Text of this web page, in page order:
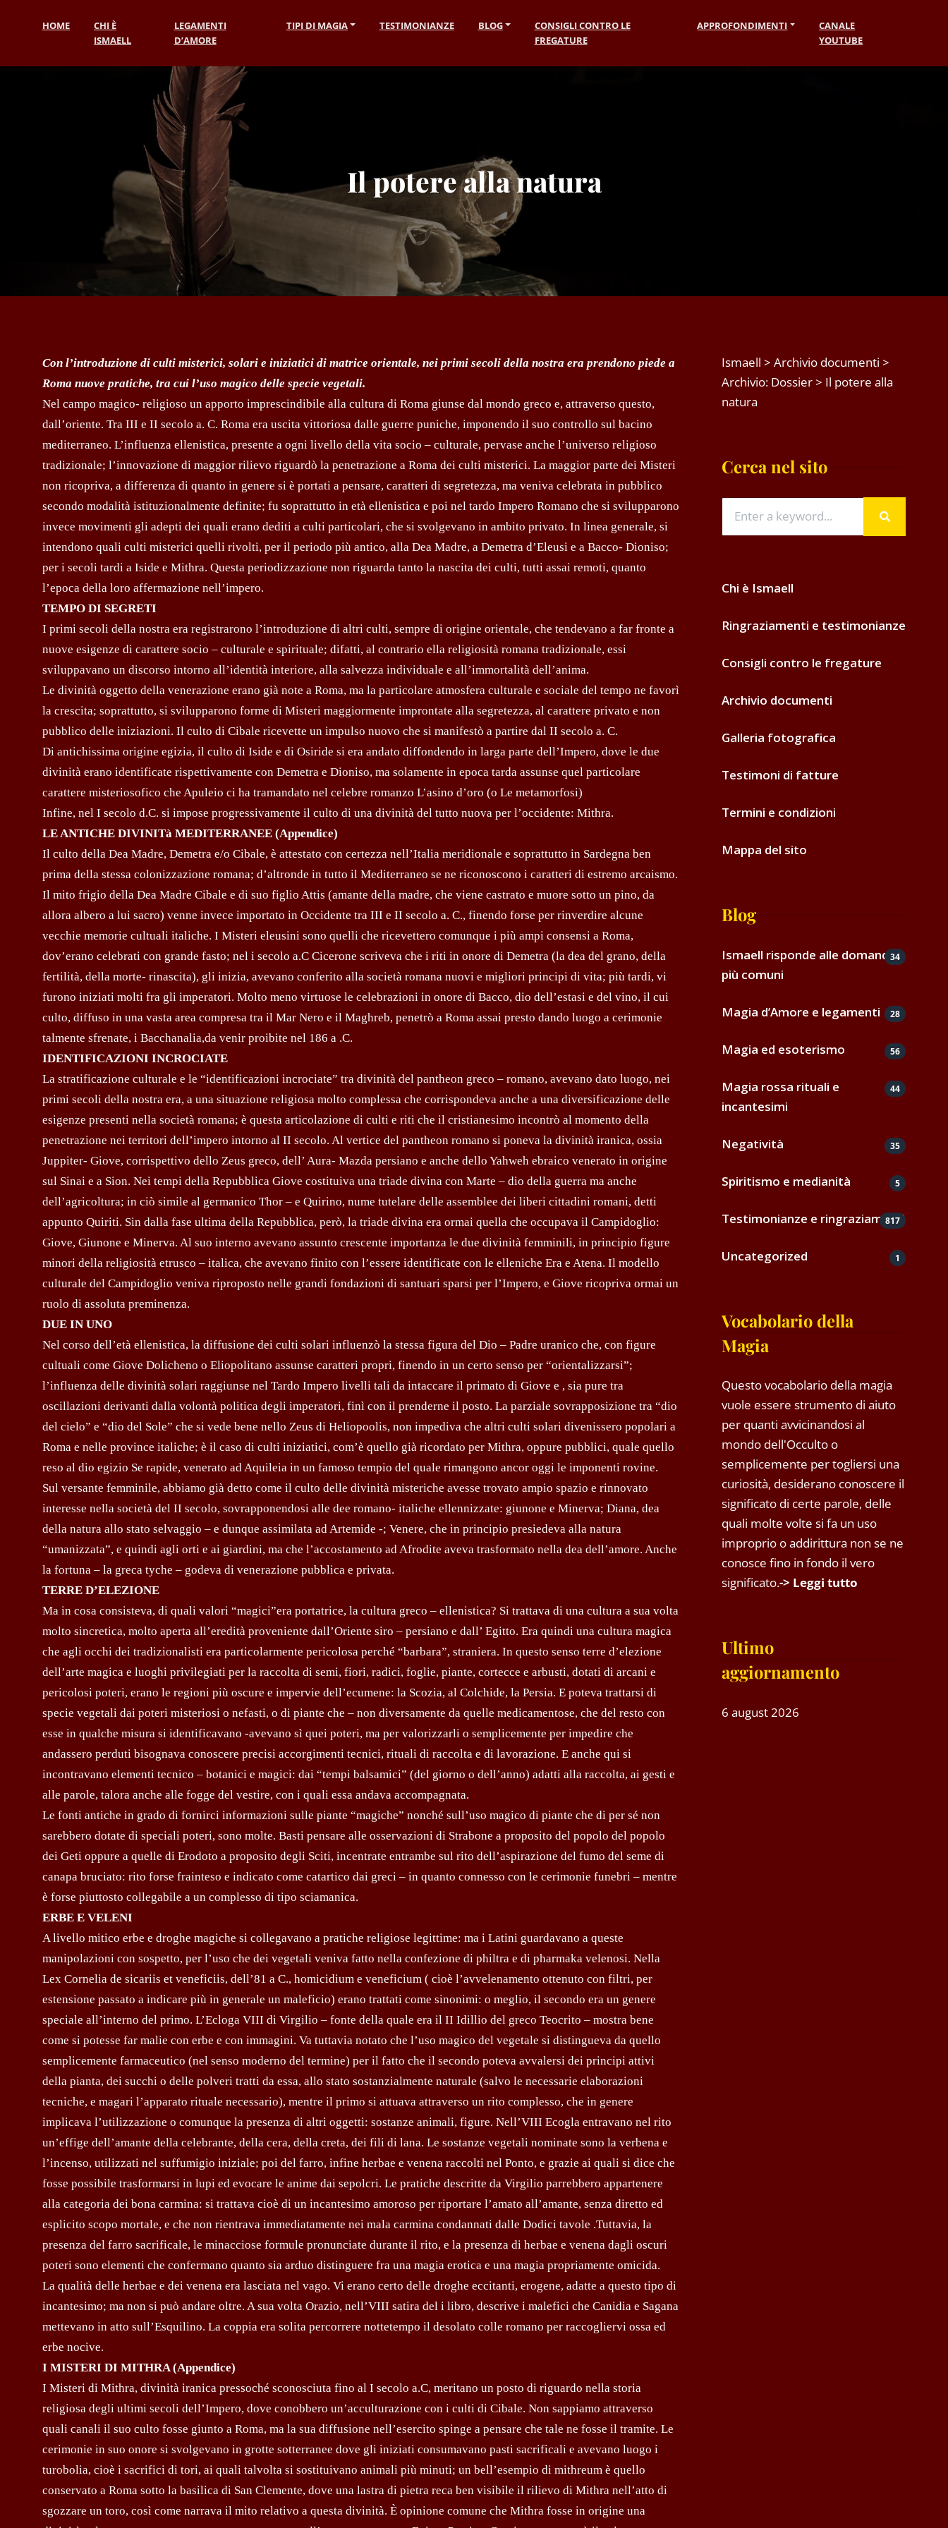
HOME
CHI È
ISMAELL
LEGAMENTI
D’AMORE
TIPI DI MAGIA TESTIMONIANZE BLOG
CONSIGLI CONTRO LE
FREGATURE
APPROFONDIMENTI
CANALE
YOUTUBE
Il potere alla natura
Con l’introduzione di culti misterici, solari e iniziatici di matrice orientale, nei primi secoli della nostra era prendono piede a
Roma nuove pratiche, tra cui l’uso magico delle specie vegetali.
Nel campo magico- religioso un apporto imprescindibile alla cultura di Roma giunse dal mondo greco e, attraverso questo,
dall’oriente. Tra III e II secolo a. C. Roma era uscita vittoriosa dalle guerre puniche, imponendo il suo controllo sul bacino
mediterraneo. L’influenza ellenistica, presente a ogni livello della vita socio – culturale, pervase anche l’universo religioso
tradizionale; l’innovazione di maggior rilievo riguardò la penetrazione a Roma dei culti misterici. La maggior parte dei Misteri
non ricopriva, a differenza di quanto in genere si è portati a pensare, caratteri di segretezza, ma veniva celebrata in pubblico
secondo modalità istituzionalmente definite; fu soprattutto in età ellenistica e poi nel tardo Impero Romano che si svilupparono
invece movimenti gli adepti dei quali erano dediti a culti particolari, che si svolgevano in ambito privato. In linea generale, si
intendono quali culti misterici quelli rivolti, per il periodo più antico, alla Dea Madre, a Demetra d’Eleusi e a Bacco- Dioniso;
per i secoli tardi a Iside e Mithra. Questa periodizzazione non riguarda tanto la nascita dei culti, tutti assai remoti, quanto
l’epoca della loro affermazione nell’impero.
TEMPO DI SEGRETI
I primi secoli della nostra era registrarono l’introduzione di altri culti, sempre di origine orientale, che tendevano a far fronte a
nuove esigenze di carattere socio – culturale e spirituale; difatti, al contrario ella religiosità romana tradizionale, essi
sviluppavano un discorso intorno all’identità interiore, alla salvezza individuale e all’immortalità dell’anima.
Le divinità oggetto della venerazione erano già note a Roma, ma la particolare atmosfera culturale e sociale del tempo ne favorì
la crescita; soprattutto, si svilupparono forme di Misteri maggiormente improntate alla segretezza, al carattere privato e non
pubblico delle iniziazioni. Il culto di Cibale ricevette un impulso nuovo che si manifestò a partire dal II secolo a. C.
Di antichissima origine egizia, il culto di Iside e di Osiride si era andato diffondendo in larga parte dell’Impero, dove le due
divinità erano identificate rispettivamente con Demetra e Dioniso, ma solamente in epoca tarda assunse quel particolare
carattere misteriosofico che Apuleio ci ha tramandato nel celebre romanzo L’asino d’oro (o Le metamorfosi)
Infine, nel I secolo d.C. si impose progressivamente il culto di una divinità del tutto nuova per l’occidente: Mithra.
LE ANTICHE DIVINITà MEDITERRANEE (Appendice)
Il culto della Dea Madre, Demetra e/o Cibale, è attestato con certezza nell’Italia meridionale e soprattutto in Sardegna ben
prima della stessa colonizzazione romana; d’altronde in tutto il Mediterraneo se ne riconoscono i caratteri di estremo arcaismo.
Il mito frigio della Dea Madre Cibale e di suo figlio Attis (amante della madre, che viene castrato e muore sotto un pino, da
allora albero a lui sacro) venne invece importato in Occidente tra III e II secolo a. C., finendo forse per rinverdire alcune
vecchie memorie cultuali italiche. I Misteri eleusini sono quelli che ricevettero comunque i più ampi consensi a Roma,
dov’erano celebrati con grande fasto; nel i secolo a.C Cicerone scriveva che i riti in onore di Demetra (la dea del grano, della
fertilità, della morte- rinascita), gli inizia, avevano conferito alla società romana nuovi e migliori principi di vita; più tardi, vi
furono iniziati molti fra gli imperatori. Molto meno virtuose le celebrazioni in onore di Bacco, dio dell’estasi e del vino, il cui
culto, diffuso in una vasta area compresa tra il Mar Nero e il Maghreb, penetrò a Roma assai presto dando luogo a cerimonie
talmente sfrenate, i Bacchanalia,da venir proibite nel 186 a .C.
IDENTIFICAZIONI INCROCIATE
La stratificazione culturale e le “identificazioni incrociate” tra divinità del pantheon greco – romano, avevano dato luogo, nei
primi secoli della nostra era, a una situazione religiosa molto complessa che corrispondeva anche a una diversificazione delle
esigenze presenti nella società romana; è questa articolazione di culti e riti che il cristianesimo incontrò al momento della
penetrazione nei territori dell’impero intorno al II secolo. Al vertice del pantheon romano si poneva la divinità iranica, ossia
Juppiter- Giove, corrispettivo dello Zeus greco, dell’ Aura- Mazda persiano e anche dello Yahweh ebraico venerato in origine
sul Sinai e a Sion. Nei tempi della Repubblica Giove costituiva una triade divina con Marte – dio della guerra ma anche
dell’agricoltura; in ciò simile al germanico Thor – e Quirino, nume tutelare delle assemblee dei liberi cittadini romani, detti
appunto Quiriti. Sin dalla fase ultima della Repubblica, però, la triade divina era ormai quella che occupava il Campidoglio:
Giove, Giunone e Minerva. Al suo interno avevano assunto crescente importanza le due divinità femminili, in principio figure
minori della religiosità etrusco – italica, che avevano finito con l’essere identificate con le elleniche Era e Atena. Il modello
culturale del Campidoglio veniva riproposto nelle grandi fondazioni di santuari sparsi per l’Impero, e Giove ricopriva ormai un
ruolo di assoluta preminenza.
DUE IN UNO
Nel corso dell’età ellenistica, la diffusione dei culti solari influenzò la stessa figura del Dio – Padre uranico che, con figure
cultuali come Giove Dolicheno o Eliopolitano assunse caratteri propri, finendo in un certo senso per “orientalizzarsi”;
l’influenza delle divinità solari raggiunse nel Tardo Impero livelli tali da intaccare il primato di Giove e , sia pure tra
oscillazioni derivanti dalla volontà politica degli imperatori, finì con il prenderne il posto. La parziale sovrapposizione tra “dio
del cielo” e “dio del Sole” che si vede bene nello Zeus di Heliopoolis, non impediva che altri culti solari divenissero popolari a
Roma e nelle province italiche; è il caso di culti iniziatici, com’è quello già ricordato per Mithra, oppure pubblici, quale quello
reso al dio egizio Se rapide, venerato ad Aquileia in un famoso tempio del quale rimangono ancor oggi le imponenti rovine.
Sul versante femminile, abbiamo già detto come il culto delle divinità misteriche avesse trovato ampio spazio e rinnovato
interesse nella società del II secolo, sovrapponendosi alle dee romano- italiche ellennizzate: giunone e Minerva; Diana, dea
della natura allo stato selvaggio – e dunque assimilata ad Artemide -; Venere, che in principio presiedeva alla natura
“umanizzata”, e quindi agli orti e ai giardini, ma che l’accostamento ad Afrodite aveva trasformato nella dea dell’amore. Anche
la fortuna – la greca tyche – godeva di venerazione pubblica e privata.
TERRE D’ELEZIONE
Ma in cosa consisteva, di quali valori “magici”era portatrice, la cultura greco – ellenistica? Si trattava di una cultura a sua volta
molto sincretica, molto aperta all’eredità proveniente dall’Oriente siro – persiano e dall’ Egitto. Era quindi una cultura magica
che agli occhi dei tradizionalisti era particolarmente pericolosa perché “barbara”, straniera. In questo senso terre d’elezione
dell’arte magica e luoghi privilegiati per la raccolta di semi, fiori, radici, foglie, piante, cortecce e arbusti, dotati di arcani e
pericolosi poteri, erano le regioni più oscure e impervie dell’ecumene: la Scozia, al Colchide, la Persia. E poteva trattarsi di
specie vegetali dai poteri misteriosi o nefasti, o di piante che – non diversamente da quelle medicamentose, che del resto con
esse in qualche misura si identificavano -avevano sì quei poteri, ma per valorizzarli o semplicemente per impedire che
andassero perduti bisognava conoscere precisi accorgimenti tecnici, rituali di raccolta e di lavorazione. E anche qui si
incontravano elementi tecnico – botanici e magici: dai “tempi balsamici” (del giorno o dell’anno) adatti alla raccolta, ai gesti e
alle parole, talora anche alle fogge del vestire, con i quali essa andava accompagnata.
Le fonti antiche in grado di fornirci informazioni sulle piante “magiche” nonché sull’uso magico di piante che di per sé non
sarebbero dotate di speciali poteri, sono molte. Basti pensare alle osservazioni di Strabone a proposito del popolo del popolo
dei Geti oppure a quelle di Erodoto a proposito degli Sciti, incentrate entrambe sul rito dell’aspirazione del fumo del seme di
canapa bruciato: rito forse frainteso e indicato come catartico dai greci – in quanto connesso con le cerimonie funebri – mentre
è forse piuttosto collegabile a un complesso di tipo sciamanica.
ERBE E VELENI
A livello mitico erbe e droghe magiche si collegavano a pratiche religiose legittime: ma i Latini guardavano a queste
manipolazioni con sospetto, per l’uso che dei vegetali veniva fatto nella confezione di philtra e di pharmaka velenosi. Nella
Lex Cornelia de sicariis et veneficiis, dell’81 a C., homicidium e veneficium ( cioè l’avvelenamento ottenuto con filtri, per
estensione passato a indicare più in generale un maleficio) erano trattati come sinonimi: o meglio, il secondo era un genere
speciale all’interno del primo. L’Ecloga VIII di Virgilio – fonte della quale era il II Idillio del greco Teocrito – mostra bene
come si potesse far malie con erbe e con immagini. Va tuttavia notato che l’uso magico del vegetale si distingueva da quello
semplicemente farmaceutico (nel senso moderno del termine) per il fatto che il secondo poteva avvalersi dei principi attivi
della pianta, dei succhi o delle polveri tratti da essa, allo stato sostanzialmente naturale (salvo le necessarie elaborazioni
tecniche, e magari l’apparato rituale necessario), mentre il primo si attuava attraverso un rito complesso, che in genere
implicava l’utilizzazione o comunque la presenza di altri oggetti: sostanze animali, figure. Nell’VIII Ecogla entravano nel rito
un’effige dell’amante della celebrante, della cera, della creta, dei fili di lana. Le sostanze vegetali nominate sono la verbena e
l’incenso, utilizzati nel suffumigio iniziale; poi del farro, infine herbae e venena raccolti nel Ponto, e grazie ai quali si dice che
fosse possibile trasformarsi in lupi ed evocare le anime dai sepolcri. Le pratiche descritte da Virgilio parrebbero appartenere
alla categoria dei bona carmina: si trattava cioè di un incantesimo amoroso per riportare l’amato all’amante, senza diretto ed
esplicito scopo mortale, e che non rientrava immediatamente nei mala carmina condannati dalle Dodici tavole .Tuttavia, la
presenza del farro sacrificale, le minacciose formule pronunciate durante il rito, e la presenza di herbae e venena dagli oscuri
poteri sono elementi che confermano quanto sia arduo distinguere fra una magia erotica e una magia propriamente omicida.
La qualità delle herbae e dei venena era lasciata nel vago. Vi erano certo delle droghe eccitanti, erogene, adatte a questo tipo di
incantesimo; ma non si può andare oltre. A sua volta Orazio, nell’VIII satira del i libro, descrive i malefici che Canidia e Sagana
mettevano in atto sull’Esquilino. La coppia era solita percorrere nottetempo il desolato colle romano per raccogliervi ossa ed
erbe nocive.
I MISTERI DI MITHRA (Appendice)
I Misteri di Mithra, divinità iranica pressoché sconosciuta fino al I secolo a.C, meritano un posto di riguardo nella storia
religiosa degli ultimi secoli dell’Impero, dove conobbero un’acculturazione con i culti di Cibale. Non sappiamo attraverso
quali canali il suo culto fosse giunto a Roma, ma la sua diffusione nell’esercito spinge a pensare che tale ne fosse il tramite. Le
cerimonie in suo onore si svolgevano in grotte sotterranee dove gli iniziati consumavano pasti sacrificali e avevano luogo i
turobolia, cioè i sacrifici di tori, ai quali talvolta si sostituivano animali più minuti; un bell’esempio di mithreum è quello
conservato a Roma sotto la basilica di San Clemente, dove una lastra di pietra reca ben visibile il rilievo di Mithra nell’atto di
sgozzare un toro, così come narrava il mito relativo a questa divinità. È opinione comune che Mithra fosse in origine una
Ismaell > Archivio documenti >
Archivio: Dossier> Il potere alla
natura
Cerca nel sito
Chi è Ismaell
Ringraziamenti e testimonianze
Consigli contro le fregature
Archivio documenti
Galleria fotografica
Testimoni di fatture
Termini e condizioni
Mappa del sito
Blog
Ismaell risponde alle domande
più comuni
34
Magia d’Amore e legamenti 28
Magia ed esoterismo 56
Magia rossa rituali e
incantesimi
44
Negatività 35
Spiritismo e medianità 5
Testimonianze e ringraziamenti
817
Uncategorized 1
Vocabolario della
Magia
Questo vocabolario della magia
vuole essere strumento di aiuto
per quanti avvicinandosi al
mondo dell'Occulto o
semplicemente per togliersi una
curiosità, desiderano conoscere il
significato di certe parole, delle
quali molte volte si fa un uso
improprio o addirittura non se ne
conosce fino in fondo il vero
significato.-> Leggi tutto
Ultimo
aggiornamento
6 august 2026